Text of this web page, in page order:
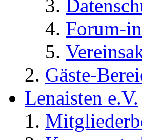
Forum-
Gäste-
Lenaisten e.V.